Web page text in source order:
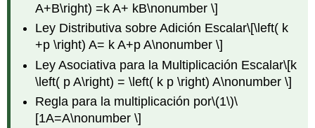
A+B\right) =k A+ kB\nonumber \]
Ley Distributiva sobre Adición Escalar\[\left( k
+p \right) A= k A+p A\nonumber \]
Ley Asociativa para la Multiplicación Escalar\[k
\left( p A\right) = \left( k p \right) A\nonumber \]
Regla para la multiplicación por\(1\)\
[1A=A\nonumber \]